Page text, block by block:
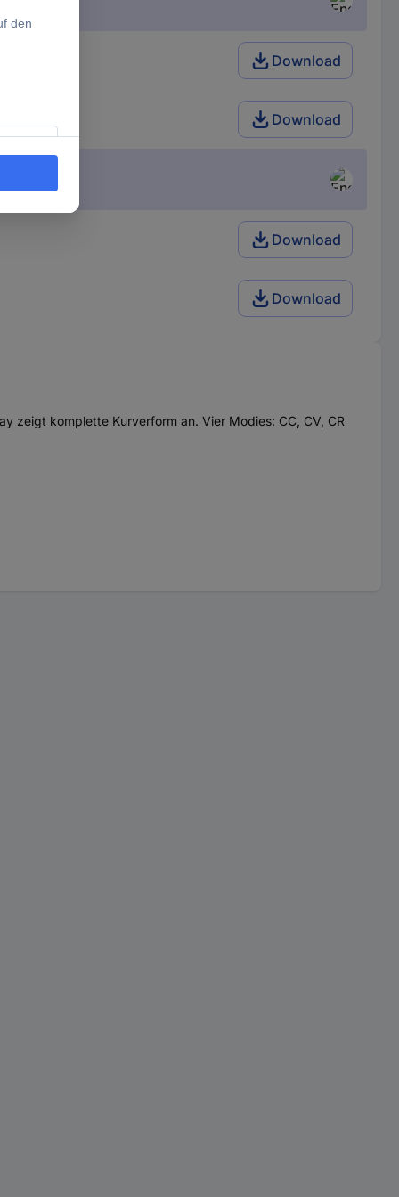
Download
Download
Download
Download
zeigt komplette Kurverform an. Vier Modies: CC, CV, CR